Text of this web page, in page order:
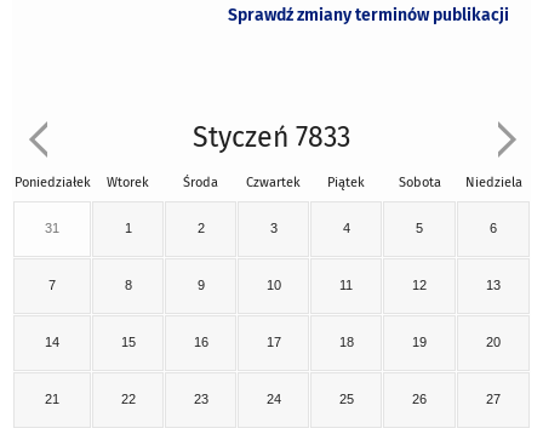
Sprawdź zmiany terminów publikacji
Styczeń 7833
Poniedziałek Wtorek Środa Czwartek Piątek Sobota Niedziela
31 1 2 3 4 5 6
7 8 9 10 11 12 13
14 15 16 17 18 19 20
21 22 23 24 25 26 27